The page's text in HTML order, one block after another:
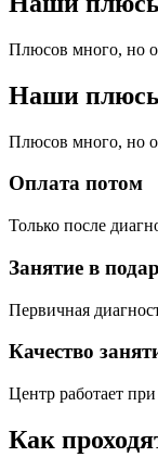
Плюсов много, но
Наши
Плюсов много, но
Оплата потом
Только после
Занятие в
Первичная
Качество
Центр работает
Как